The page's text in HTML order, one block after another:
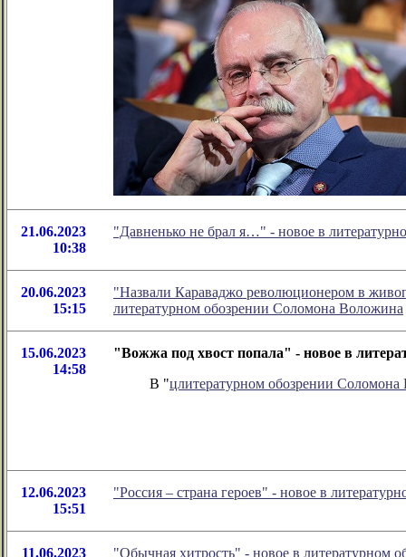
21.06.2023
10:38
"Давненько не брал я…" - новое в
20.06.2023
15:15
"Назвали Караваджо революционером в
литературном обозрении Соломона Воложина
15.06.2023
14:58
"Вожжа под хвост попала" - новое в
В "цлитературном обозрении
12.06.2023
15:51
"Россия – страна героев" - новое в
11.06.2023
"Обычная хитрость" - новое в литературном